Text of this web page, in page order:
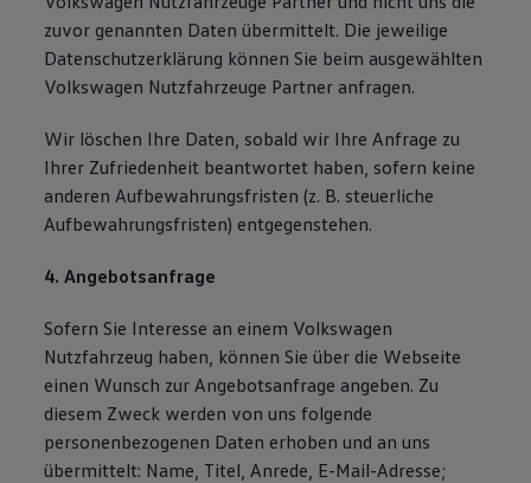
zuvor genannten Daten übermittelt. Die jeweilige
Datenschutzerklärung können Sie beim ausgewählten
Volkswagen Nutzfahrzeuge Partner anfragen.
Wir löschen Ihre Daten, sobald wir Ihre Anfrage zu
Ihrer Zufriedenheit beantwortet haben, sofern keine
anderen Aufbewahrungsfristen (z. B. steuerliche
Aufbewahrungsfristen) entgegenstehen.
4. Angebotsanfrage
Sofern Sie Interesse an einem Volkswagen
Nutzfahrzeug haben, können Sie über die Webseite
einen Wunsch zur Angebotsanfrage angeben. Zu
diesem Zweck werden von uns folgende
personenbezogenen Daten erhoben und an uns
übermittelt: Name, Titel, Anrede, E-Mail-Adresse;